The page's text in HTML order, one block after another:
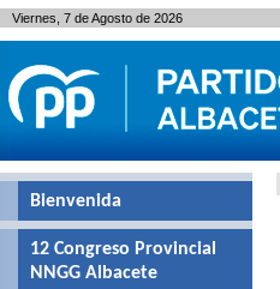
Bienvenida
12 Congreso Provincial
NNGG Albacete
Viernes, 7 de Agosto de 2026